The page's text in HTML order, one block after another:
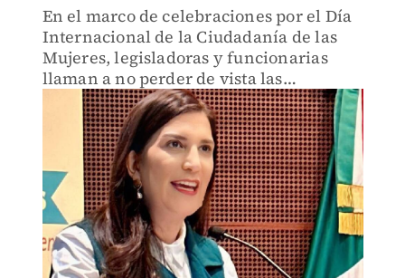
En el marco de celebraciones por el Día
Internacional de la Ciudadanía de las
Mujeres, legisladoras y funcionarias
llaman a no perder de vista las
necesidades de las mujeres.